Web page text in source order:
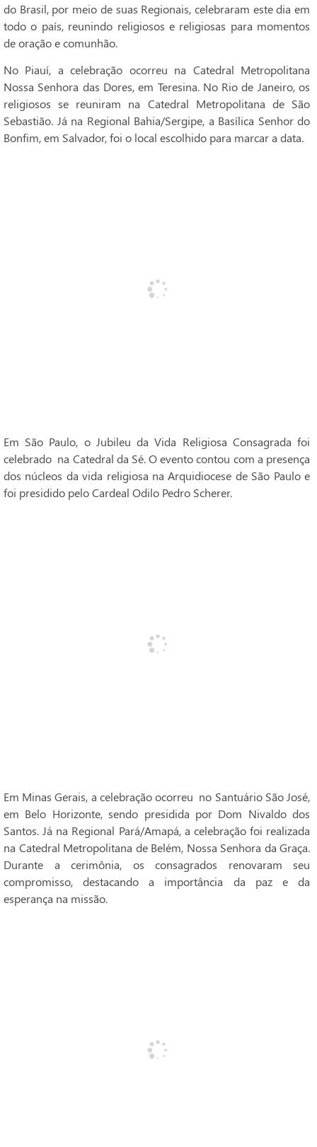
do Brasil, por meio de suas Regionais, celebraram este dia em
todo o país, reunindo religiosos e religiosas para momentos
de oração e comunhão.
No Piauí, a celebração ocorreu na Catedral Metropolitana
Nossa Senhora das Dores, em Teresina. No Rio de Janeiro, os
religiosos se reuniram na Catedral Metropolitana de São
Sebastião. Já na Regional Bahia/Sergipe, a Basílica Senhor do
Bonfim, em Salvador, foi o local escolhido para marcar a data.
Em São Paulo, o Jubileu da Vida Religiosa Consagrada foi
celebrado na Catedral da Sé. O evento contou com a presença
dos núcleos da vida religiosa na Arquidiocese de São Paulo e
foi presidido pelo Cardeal Odilo Pedro Scherer.
Em Minas Gerais, a celebração ocorreu no Santuário São José,
em Belo Horizonte, sendo presidida por Dom Nivaldo dos
Santos. Já na Regional Pará/Amapá, a celebração foi realizada
na Catedral Metropolitana de Belém, Nossa Senhora da Graça.
Durante a cerimônia, os consagrados renovaram seu
compromisso, destacando a importância da paz e da
esperança na missão.